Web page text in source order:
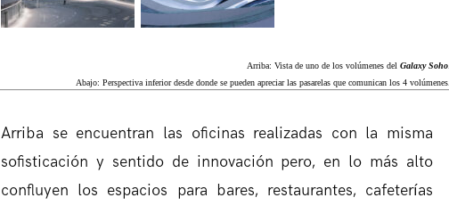
Arriba: Vista de uno de los volúmenes del Galaxy Soho
Abajo: Perspectiva inferior desde donde se pueden apreciar las pasarelas que comunican los 4 volúmenes.
Arriba se encuentran las oficinas realizadas con la misma
sofisticación y sentido de innovación pero, en lo más alto
confluyen los espacios para bares, restaurantes, cafeterías